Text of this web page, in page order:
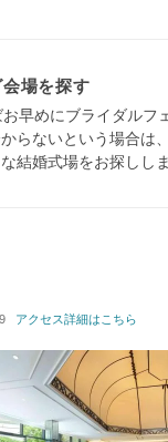
場を探す
早めにブライダルフ
らないという場合は
結婚式場をお探しし
152名 挙式スタイル: 教会式
アクセス詳細はこちら